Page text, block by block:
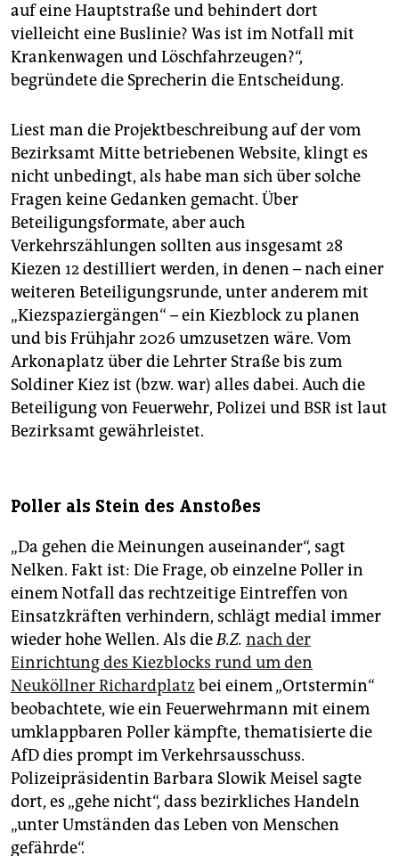
auf eine Hauptstraße und behindert dort
vielleicht eine Buslinie? Was ist im Notfall mit
Krankenwagen und Löschfahrzeugen?“,
begründete die Sprecherin die Entscheidung.
Liest man die Projektbeschreibung auf der vom
Bezirksamt Mitte betriebenen Website, klingt es
nicht unbedingt, als habe man sich über solche
Fragen keine Gedanken gemacht. Über
Beteiligungsformate, aber auch
Verkehrszählungen sollten aus insgesamt 28
Kiezen 12 destilliert werden, in denen – nach einer
weiteren Beteiligungsrunde, unter anderem mit
„Kiezspaziergängen“ – ein Kiezblock zu planen
und bis Frühjahr 2026 umzusetzen wäre. Vom
Arkonaplatz über die Lehrter Straße bis zum
Soldiner Kiez ist (bzw. war) alles dabei. Auch die
Beteiligung von Feuerwehr, Polizei und BSR ist laut
Bezirksamt gewährleistet.
Poller als Stein des Anstoßes
„Da gehen die Meinungen auseinander“, sagt
Nelken. Fakt ist: Die Frage, ob einzelne Poller in
einem Notfall das rechtzeitige Eintreffen von
Einsatzkräften verhindern, schlägt medial immer
wieder hohe Wellen. Als dieB.Z. nach der
Einrichtung des Kiezblocks rund um den
Neuköllner Richardplatz bei einem „Ortstermin“
beobachtete, wie ein Feuerwehrmann mit einem
umklappbaren Poller kämpfte, thematisierte die
AfD dies prompt im Verkehrsausschuss.
Polizeipräsidentin Barbara Slowik Meisel sagte
dort, es „gehe nicht“, dass bezirkliches Handeln
„unter Umständen das Leben von Menschen
gefährde“.